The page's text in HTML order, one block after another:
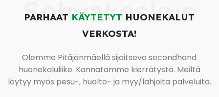
Sohvakeskus
PARHAAT KÄYTETYT HUONEKALUT
VERKOSTA!
Olemme Pitäjänmäellä sijaitseva secondhand
huonekaluliike. Kannatamme kierrätystä. Meiltä
löytyy myös pesu-, huolto- ja myy/lahjoita palveluita.